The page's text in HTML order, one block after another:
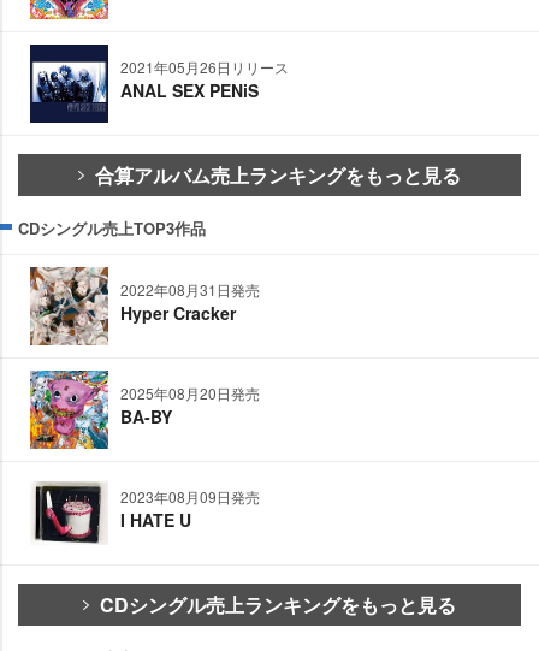
2021年05月26日リリース
ANAL SEX PENiS
合算アルバム売上ランキングをもっと見る
CDシングル売上TOP3作品
2022年08月31日発売
Hyper Cracker
2025年08月20日発売
BA-BY
2023年08月09日発売
I HATE U
CDシングル売上ランキングをもっと見る